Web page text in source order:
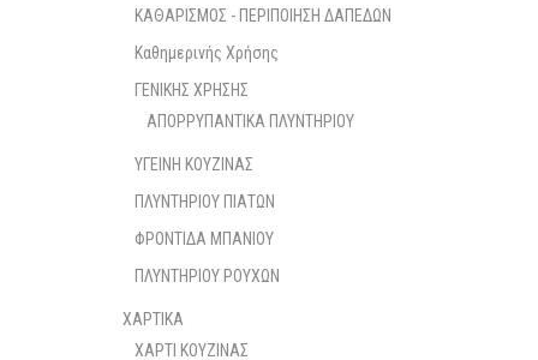
ΚΑΘΑΡΙΣΜΟΣ - ΠΕΡΙΠΟΙΗΣΗ ΔΑΠΕΔΩΝ
Καθημερινής Χρήσης
ΓΕΝΙΚΗΣ ΧΡΗΣΗΣ
ΑΠΟΡΡΥΠΑΝΤΙΚΑ ΠΛΥΝΤΗΡΙΟΥ
ΥΓΕΙΝΗ ΚΟΥΖΙΝΑΣ
ΠΛΥΝΤΗΡΙΟΥ ΠΙΑΤΩΝ
ΦΡΟΝΤΙΔΑ ΜΠΑΝΙΟΥ
ΠΛΥΝΤΗΡΙΟΥ ΡΟΥΧΩΝ
ΧΑΡΤΙΚΑ
ΧΑΡΤΙ ΚΟΥΖΙΝΑΣ